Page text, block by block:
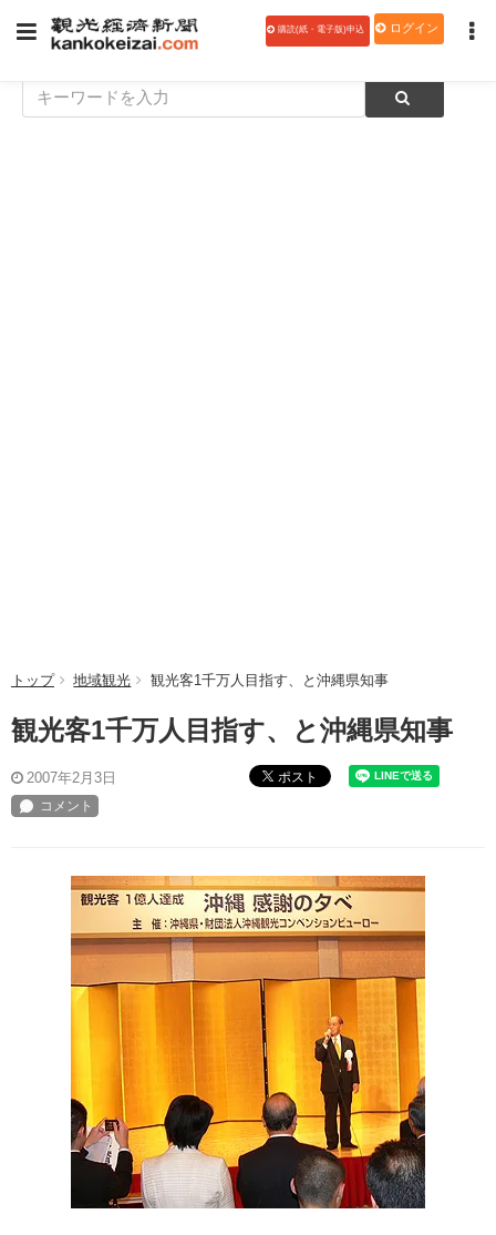
購読(紙・電子版)申込 ログイン
トップ 地域観光 観光客1千万人目指す、と沖縄県知事
観光客1千万人目指す、と沖縄県知事
2007年2月3日 ポスト